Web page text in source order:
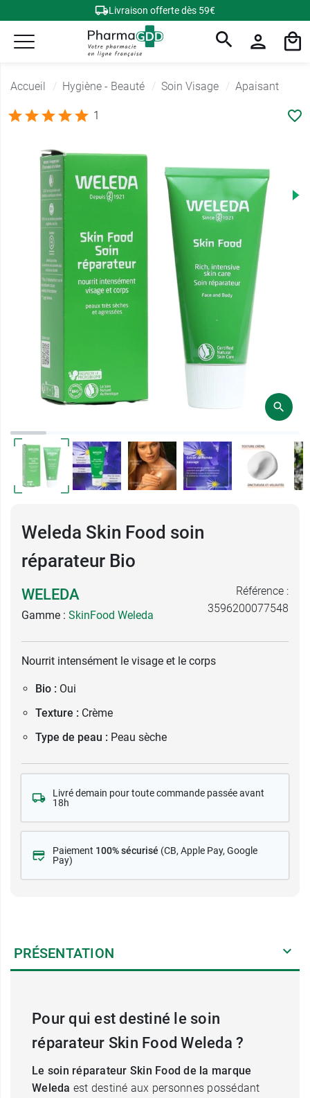
Livraison offerte dès 59€
Accueil Hygiène - Beauté Soin Visage Apaisant
1
Weleda Skin Food soin
réparateur Bio
WELEDA
Gamme : SkinFood Weleda
Référence :
3596200077548
Nourrit intensément le visage et le corps
Bio : Oui
Texture : Crème
Type de peau : Peau sèche
Livré demain pour toute commande passée avant
18h
Paiement 100% sécurisé (CB, Apple Pay, Google
Pay)
PRÉSENTATION
Pour qui est destiné le soin
réparateur Skin Food Weleda ?
Le soin réparateur Skin Food de la marque
Weleda est destiné aux personnes possédant